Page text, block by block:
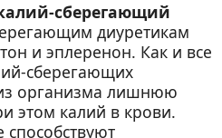
сберегающий
диуретикам
и эплеренон. Как и все
сберегающих
организма лишнюю
этом калий в крови.